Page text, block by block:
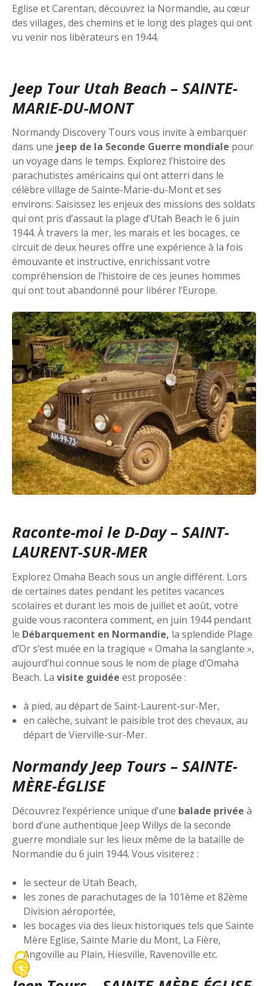
Eglise et Carentan, découvrez la Normandie, au cœur
des villages, des chemins et le long des plages qui ont
vu venir nos libérateurs en 1944.
Jeep Tour Utah Beach – SAINTE-
MARIE-DU-MONT
Normandy Discovery Tours vous invite à embarquer
dans une jeep de la Seconde Guerre mondiale pour
un voyage dans le temps. Explorez l’histoire des
parachutistes américains qui ont atterri dans le
célèbre village de Sainte-Marie-du-Mont et ses
environs. Saisissez les enjeux des missions des soldats
qui ont pris d’assaut la plage d’Utah Beach le 6 juin
1944. À travers la mer, les marais et les bocages, ce
circuit de deux heures offre une expérience à la fois
émouvante et instructive, enrichissant votre
compréhension de l’histoire de ces jeunes hommes
qui ont tout abandonné pour libérer l’Europe.
Raconte-moi le D-Day – SAINT-
LAURENT-SUR-MER
Explorez Omaha Beach sous un angle différent. Lors
de certaines dates pendant les petites vacances
scolaires et durant les mois de juillet et août, votre
guide vous racontera comment, en juin 1944 pendant
le Débarquement en Normandie, la splendide Plage
d’Or s’est muée en la tragique « Omaha la sanglante »,
aujourd’hui connue sous le nom de plage d’Omaha
Beach. La visite guidée est proposée :
à pied, au départ de Saint-Laurent-sur-Mer,
en calèche, suivant le paisible trot des chevaux, au
départ de Vierville-sur-Mer.
Normandy Jeep Tours – SAINTE-
MÈRE-ÉGLISE
Découvrez l’expérience unique d’une balade privée à
bord d’une authentique Jeep Willys de la seconde
guerre mondiale sur les lieux même de la bataille de
Normandie du 6 juin 1944. Vous visiterez :
le secteur de Utah Beach,
les zones de parachutages de la 101ème et 82ème
Division aéroportée,
les bocages via des lieux historiques tels que Sainte
Mère Eglise, Sainte Marie du Mont, La Fière,
Angoville au Plain, Hiesville, Ravenoville etc.